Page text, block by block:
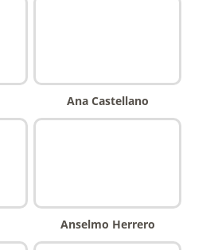
Ana Castellano
Anselmo Herrero